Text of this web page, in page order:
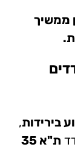
ממשיך
בירידות,
ת"א 35